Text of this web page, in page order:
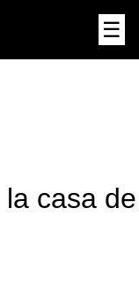
☰
casa de